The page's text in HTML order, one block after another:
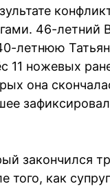
46-летний
летнюю
11 ножевых
она
закончился
того, как